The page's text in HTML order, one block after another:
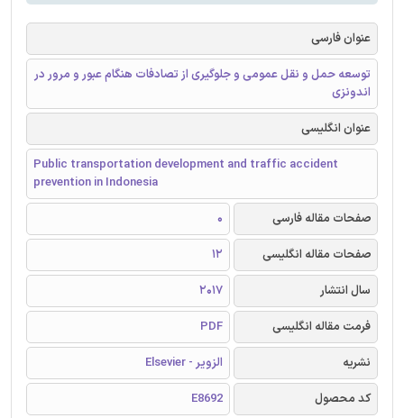
عنوان فارسی
توسعه حمل و نقل عمومی و جلوگیری از تصادفات هنگام عبور و مرور در
اندونزی
عنوان انگلیسی
Public transportation development and traffic accident
prevention in Indonesia
صفحات مقاله فارسی
0
صفحات مقاله انگلیسی
12
سال انتشار
2017
فرمت مقاله انگلیسی
PDF
نشریه
الزویر - Elsevier
کد محصول
E8692